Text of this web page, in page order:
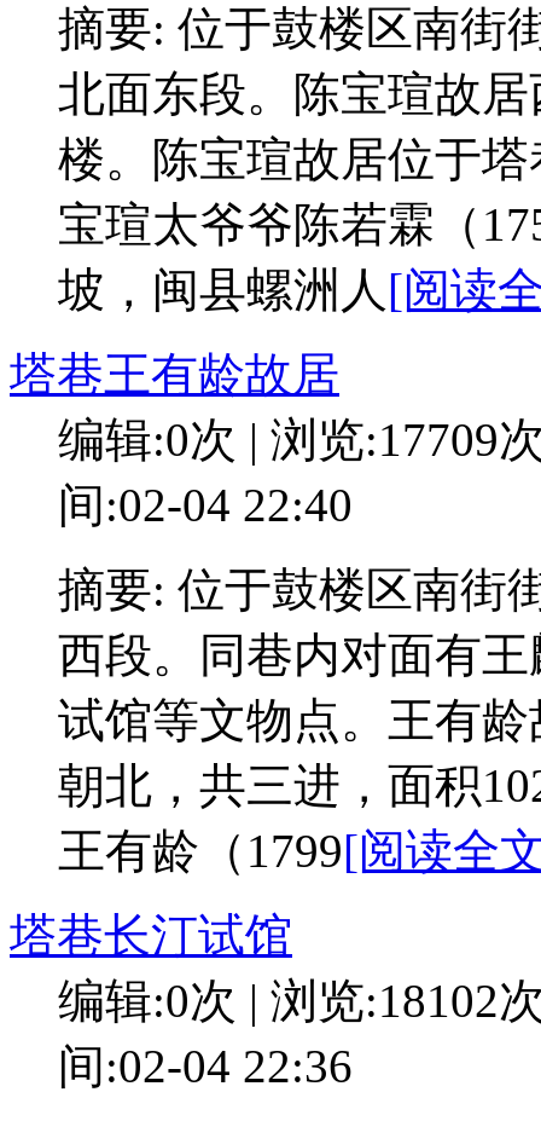
摘要: 位于鼓楼区南街
北面东段。陈宝瑄故
楼。陈宝瑄故居位于
宝瑄太爷爷陈若霖（
坡，闽县螺洲人 [阅读
塔巷王有龄故居
编辑:0次 | 浏览:17709
间:02-04 22:40
摘要: 位于鼓楼区南街
西段。同巷内对面有
试馆等文物点。王有
朝北，共三进，面积
王有龄（1799[阅读全
塔巷长汀试馆
编辑:0次 | 浏览:18102
间:02-04 22:36